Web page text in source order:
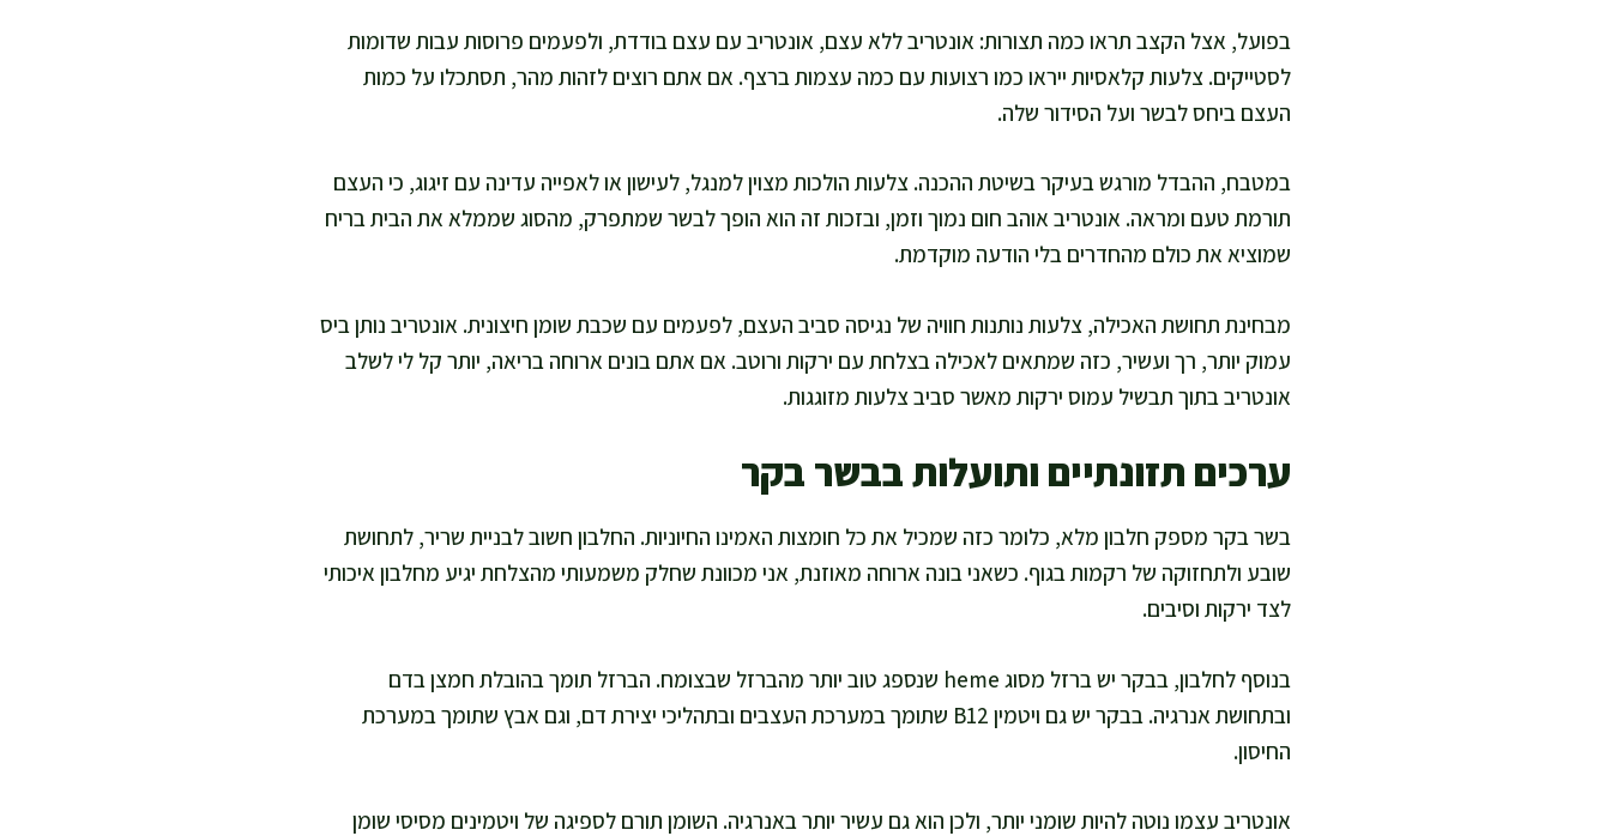
בפועל, אצל הקצב תראו כמה תצורות: אונטריב ללא עצם, אונטריב עם עצם בודדת, ולפעמים פרוסות עבות שדומות
לסטייקים. צלעות קלאסיות ייראו כמו רצועות עם כמה עצמות ברצף. אם אתם רוצים לזהות מהר, תסתכלו על כמות
העצם ביחס לבשר ועל הסידור שלה.
במטבח, ההבדל מורגש בעיקר בשיטת ההכנה. צלעות הולכות מצוין למנגל, לעישון או לאפייה עדינה עם זיגוג, כי העצם
תורמת טעם ומראה. אונטריב אוהב חום נמוך וזמן, ובזכות זה הוא הופך לבשר שמתפרק, מהסוג שממלא את הבית בריח
שמוציא את כולם מהחדרים בלי הודעה מוקדמת.
מבחינת תחושת האכילה, צלעות נותנות חוויה של נגיסה סביב העצם, לפעמים עם שכבת שומן חיצונית. אונטריב נותן ביס
עמוק יותר, רך ועשיר, כזה שמתאים לאכילה בצלחת עם ירקות ורוטב. אם אתם בונים ארוחה בריאה, יותר קל לי לשלב
אונטריב בתוך תבשיל עמוס ירקות מאשר סביב צלעות מזוגגות.
ערכים תזונתיים ותועלות בבשר בקר
בשר בקר מספק חלבון מלא, כלומר כזה שמכיל את כל חומצות האמינו החיוניות. החלבון חשוב לבניית שריר, לתחושת
שובע ולתחזוקה של רקמות בגוף. כשאני בונה ארוחה מאוזנת, אני מכוונת שחלק משמעותי מהצלחת יגיע מחלבון איכותי
לצד ירקות וסיבים.
בנוסף לחלבון, בבקר יש ברזל מסוג heme שנספג טוב יותר מהברזל שבצומח. הברזל תומך בהובלת חמצן בדם
ובתחושת אנרגיה. בבקר יש גם ויטמין B12 שתומך במערכת העצבים ובתהליכי יצירת דם, וגם אבץ שתומך במערכת
החיסון.
אונטריב עצמו נוטה להיות שומני יותר, ולכן הוא גם עשיר יותר באנרגיה. השומן תורם לספיגה של ויטמינים מסיסי שומן